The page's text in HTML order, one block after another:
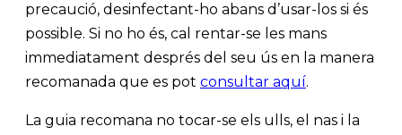
precaució, desinfectant-ho abans d’usar-los si és
possible. Si no ho és, cal rentar-se les mans
immediatament després del seu ús en la manera
recomanada que es pot consultar aquí.
La guia recomana no tocar-se els ulls, el nas i la